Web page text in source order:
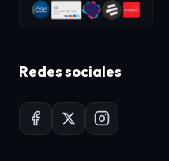
Redes sociales